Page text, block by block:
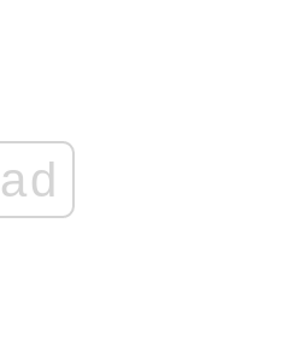
ad